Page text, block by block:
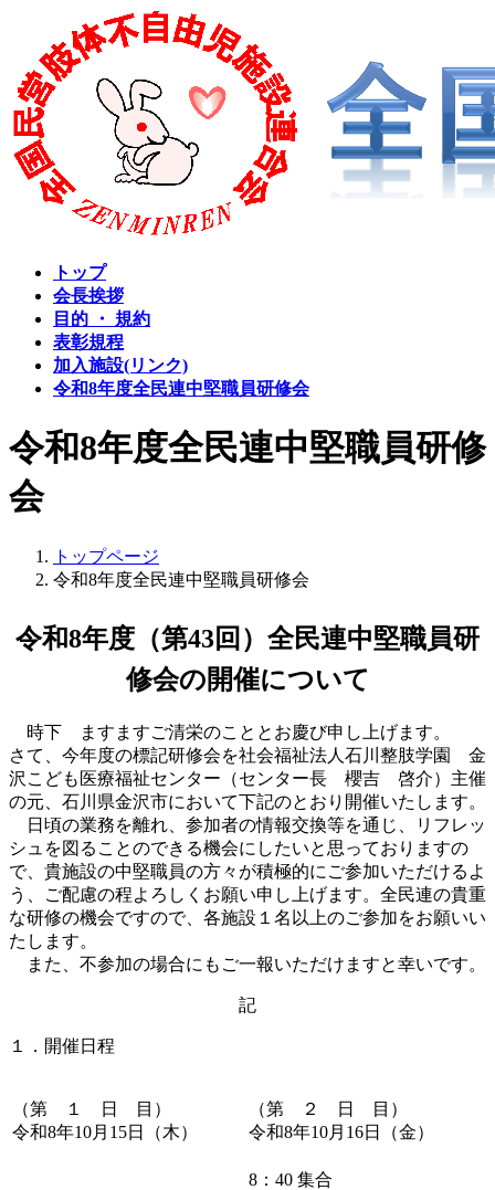
ン
ツ
へ
ス
キ
ー
シ
ョ
ン
に
トップ
会長挨拶
目的 ・ 規約
表彰規程
加入施設(リンク)
令和8年度全民連中堅職員研修会
令和8年度全民連中堅職員研修
会
トップページ
令和8年度全民連中堅職員研修会
令和8年度（第43回）全民連中堅職員研
修会の開催について
時下 ますますご清栄のこととお慶び申し上げます。
さて、今年度の標記研修会を社会福祉法人石川整肢学園 金
沢こども医療福祉センター（センター長 櫻吉 啓介）主催
の元、石川県金沢市において下記のとおり開催いたします。
日頃の業務を離れ、参加者の情報交換等を通じ、リフレッ
シュを図ることのできる機会にしたいと思っておりますの
で、貴施設の中堅職員の方々が積極的にご参加いただけるよ
う、ご配慮の程よろしくお願い申し上げます。全民連の貴重
な研修の機会ですので、各施設１名以上のご参加をお願いい
たします。
また、不参加の場合にもご一報いただけますと幸いです。
記
１．開催日程
（第 １ 日 目）
令和8年10月15日（木）
（第 ２ 日 目）
令和8年10月16日（金）
8：40 集合